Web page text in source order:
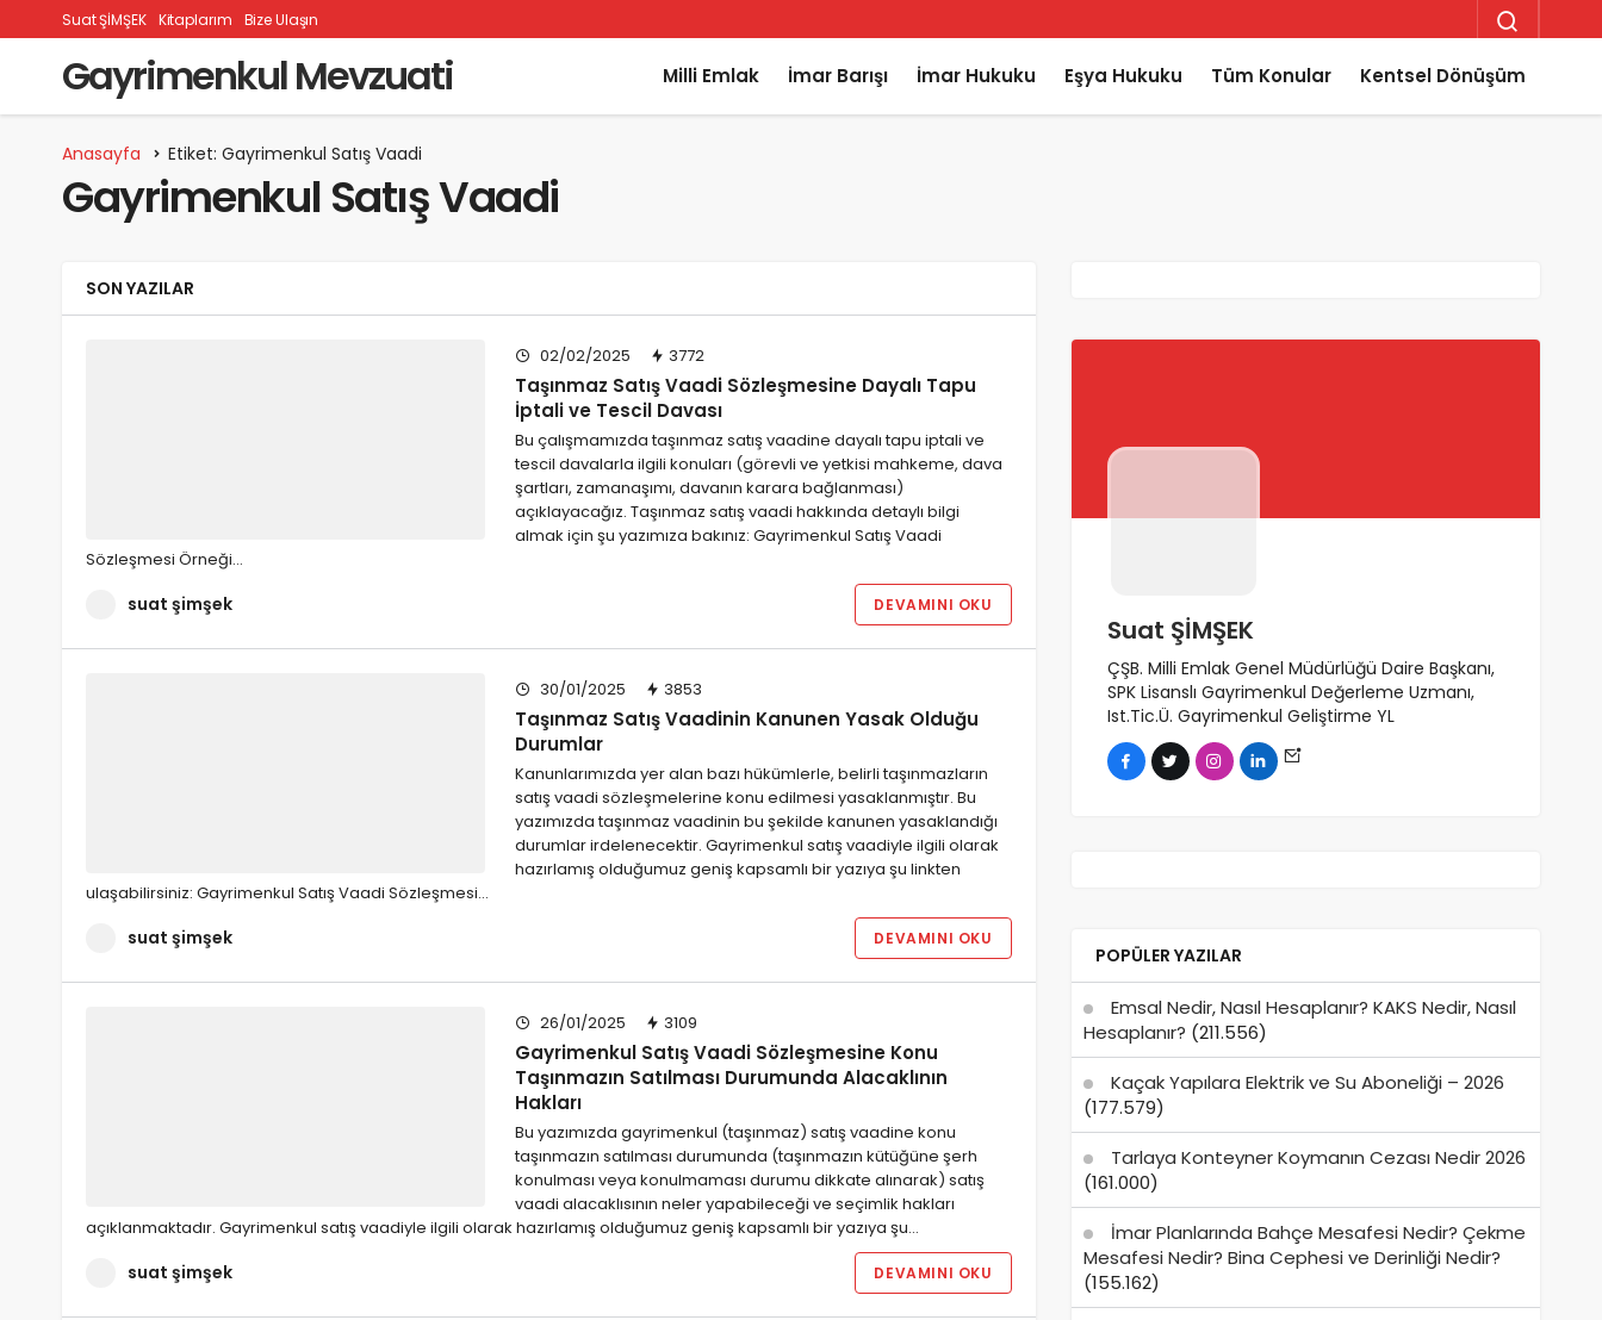
Suat ŞİMŞEK Kitaplarım Bize Ulaşın
Gayrimenkul Mevzuati Milli Emlak İmar Barışı İmar Hukuku Eşya Hukuku Tüm Konular Kentsel Dönüşüm
Anasayfa Etiket: Gayrimenkul Satış Vaadi
Gayrimenkul Satış Vaadi
SON YAZILAR
02/02/2025 3772
Taşınmaz Satış Vaadi Sözleşmesine Dayalı Tapu
İptali ve Tescil Davası
Bu çalışmamızda taşınmaz satış vaadine dayalı tapu iptali ve
tescil davalarla ilgili konuları (görevli ve yetkisi mahkeme, dava
şartları, zamanaşımı, davanın karara bağlanması)
açıklayacağız. Taşınmaz satış vaadi hakkında detaylı bilgi
almak için şu yazımıza bakınız: Gayrimenkul Satış Vaadi
Sözleşmesi Örneği…
suat şimşek DEVAMINI OKU
30/01/2025 3853
Taşınmaz Satış Vaadinin Kanunen Yasak Olduğu
Durumlar
Kanunlarımızda yer alan bazı hükümlerle, belirli taşınmazların
satış vaadi sözleşmelerine konu edilmesi yasaklanmıştır. Bu
yazımızda taşınmaz vaadinin bu şekilde kanunen yasaklandığı
durumlar irdelenecektir. Gayrimenkul satış vaadiyle ilgili olarak
hazırlamış olduğumuz geniş kapsamlı bir yazıya şu linkten
ulaşabilirsiniz: Gayrimenkul Satış Vaadi Sözleşmesi…
suat şimşek DEVAMINI OKU
26/01/2025 3109
Gayrimenkul Satış Vaadi Sözleşmesine Konu
Taşınmazın Satılması Durumunda Alacaklının
Hakları
Bu yazımızda gayrimenkul (taşınmaz) satış vaadine konu
taşınmazın satılması durumunda (taşınmazın kütüğüne şerh
konulması veya konulmaması durumu dikkate alınarak) satış
vaadi alacaklısının neler yapabileceği ve seçimlik hakları
açıklanmaktadır. Gayrimenkul satış vaadiyle ilgili olarak hazırlamış olduğumuz geniş kapsamlı bir yazıya şu…
suat şimşek DEVAMINI OKU
Suat ŞİMŞEK
ÇŞB. Milli Emlak Genel Müdürlüğü Daire Başkanı,
SPK Lisanslı Gayrimenkul Değerleme Uzmanı,
Ist.Tic.Ü. Gayrimenkul Geliştirme YL
POPÜLER YAZILAR
Emsal Nedir, Nasıl Hesaplanır? KAKS Nedir, Nasıl
Hesaplanır? (211.556)
Kaçak Yapılara Elektrik ve Su Aboneliği – 2026
(177.579)
Tarlaya Konteyner Koymanın Cezası Nedir 2026
(161.000)
İmar Planlarında Bahçe Mesafesi Nedir? Çekme
Mesafesi Nedir? Bina Cephesi ve Derinliği Nedir?
(155.162)